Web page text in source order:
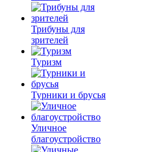
Трибуны для
зрителей
Туризм
Турники и брусья
Уличное
благоустройство